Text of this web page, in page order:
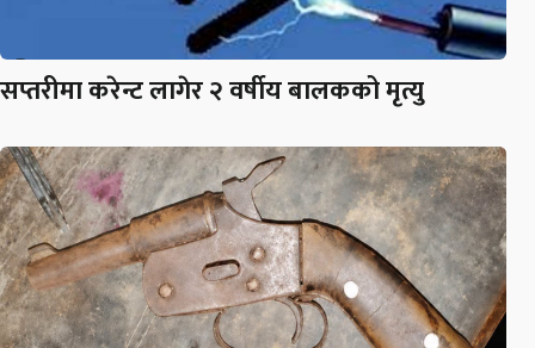
सप्तरीमा करेन्ट लागेर २ वर्षीय बालकको मृत्यु